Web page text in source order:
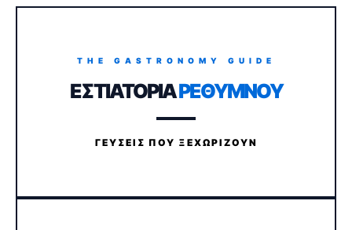
THE GASTRONOMY GUIDE
ΕΣΤΙΑΤΟΡΙΑΡΕΘΥΜΝΟΥ
ΓΕΥΣΕΙΣ ΠΟΥ ΞΕΧΩΡΙΖΟΥΝ